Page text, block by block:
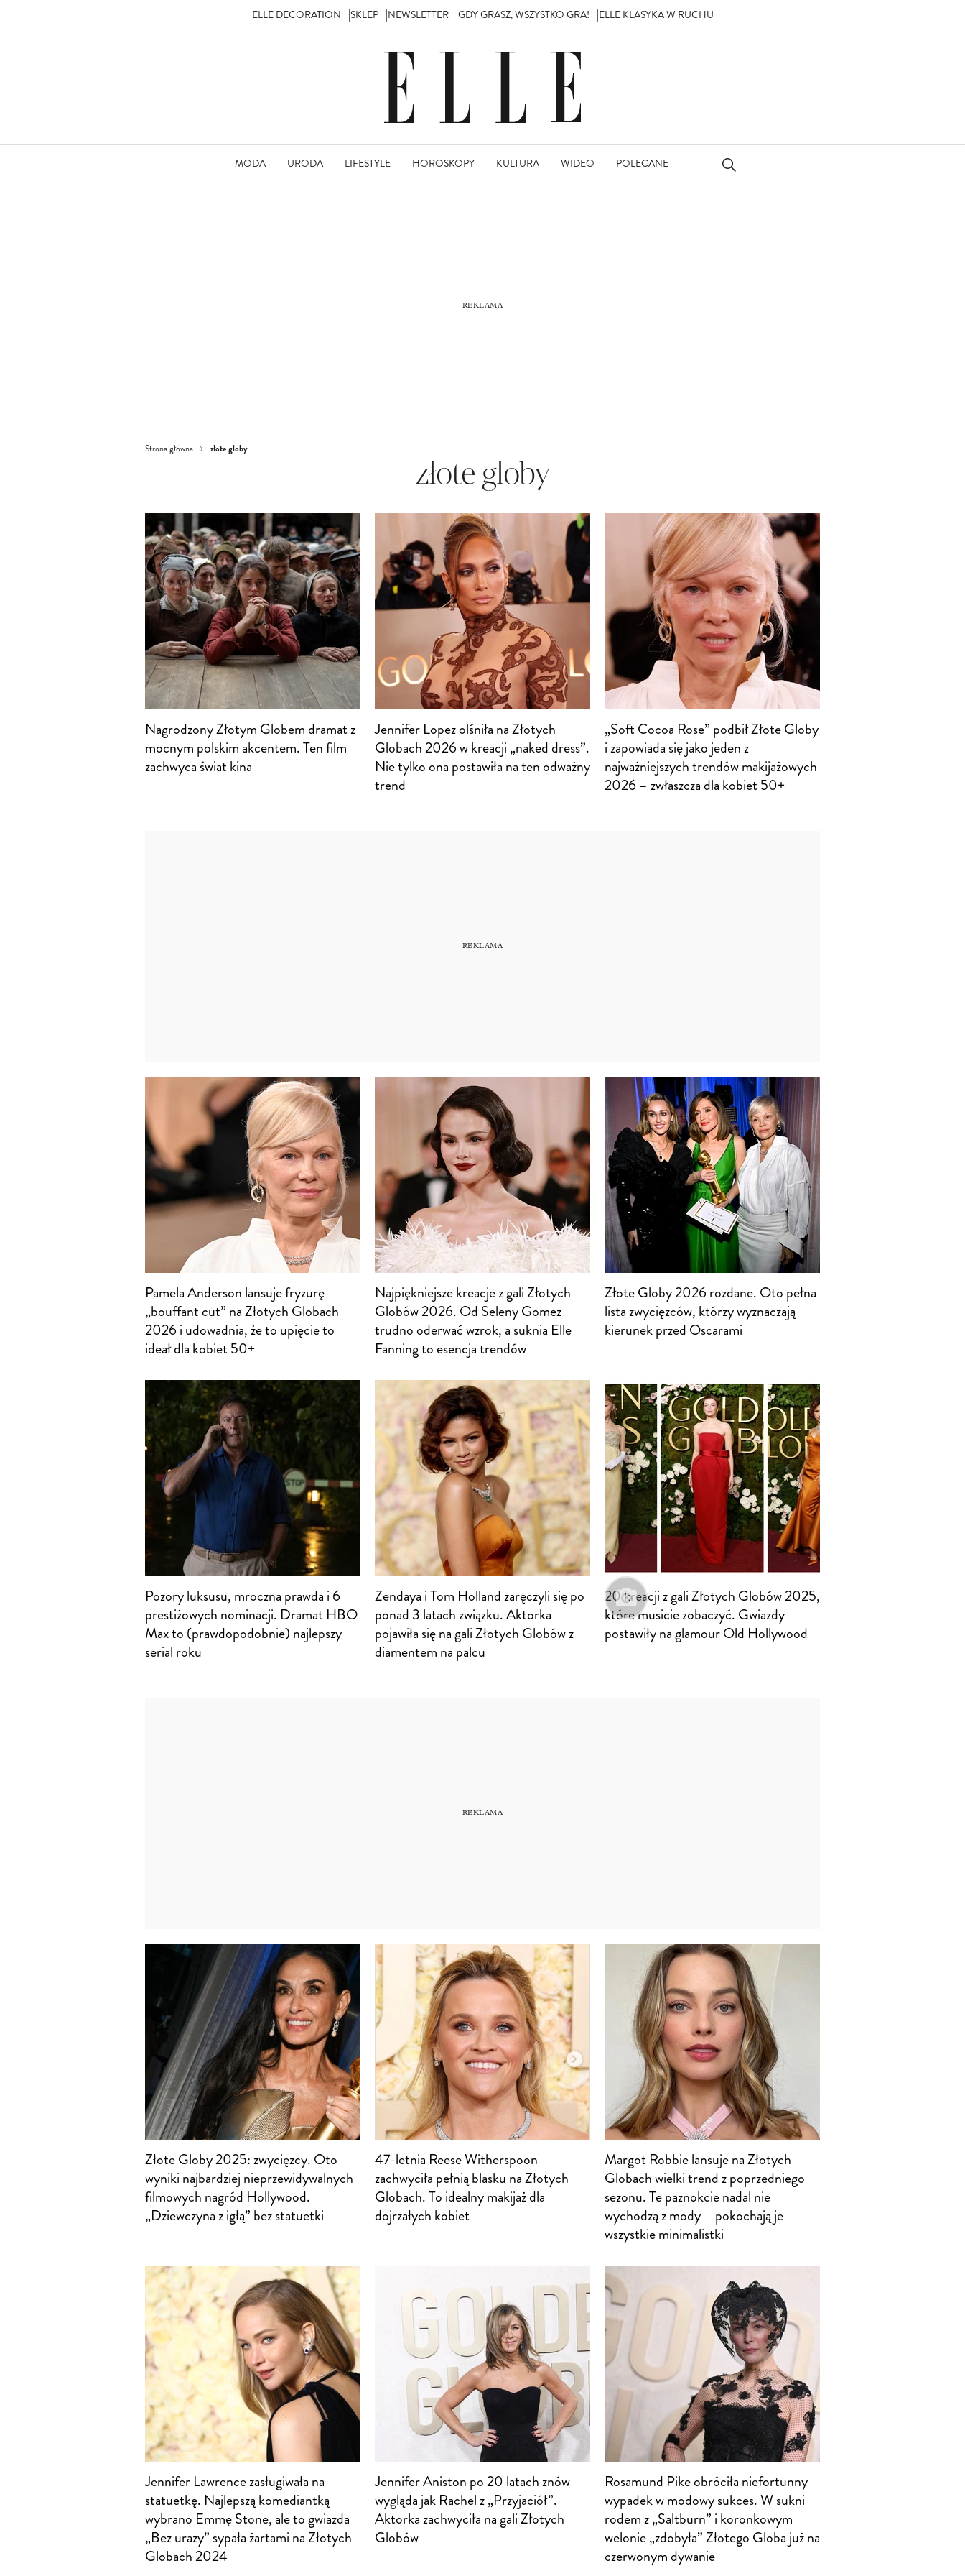
ELLE DECORATION SKLEP NEWSLETTER GDY GRASZ, WSZYSTKO GRA! ELLE KLASYKA W RUCHU
MODA URODA LIFESTYLE HOROSKOPY KULTURA WIDEO POLECANE
Strona główna złote globy
złote globy
Nagrodzony Złotym Globem dramat z
mocnym polskim akcentem. Ten film
zachwyca świat kina
Jennifer Lopez olśniła na Złotych
Globach 2026 w kreacji „naked dress”.
Nie tylko ona postawiła na ten odważny
trend
„Soft Cocoa Rose” podbił Złote Globy
i zapowiada się jako jeden z
najważniejszych trendów makijażowych
2026 – zwłaszcza dla kobiet 50+
Pamela Anderson lansuje fryzurę
„bouffant cut” na Złotych Globach
2026 i udowadnia, że to upięcie to
ideał dla kobiet 50+
Najpiękniejsze kreacje z gali Złotych
Globów 2026. Od Seleny Gomez
trudno oderwać wzrok, a suknia Elle
Fanning to esencja trendów
Złote Globy 2026 rozdane. Oto pełna
lista zwycięzców, którzy wyznaczają
kierunek przed Oscarami
Pozory luksusu, mroczna prawda i 6
prestiżowych nominacji. Dramat HBO
Max to (prawdopodobnie) najlepszy
serial roku
Zendaya i Tom Holland zaręczyli się po
ponad 3 latach związku. Aktorka
pojawiła się na gali Złotych Globów z
diamentem na palcu
20 kreacji z gali Złotych Globów 2025,
które musicie zobaczyć. Gwiazdy
postawiły na glamour Old Hollywood
Złote Globy 2025: zwycięzcy. Oto
wyniki najbardziej nieprzewidywalnych
filmowych nagród Hollywood.
„Dziewczyna z igłą” bez statuetki
47-letnia Reese Witherspoon
zachwyciła pełnią blasku na Złotych
Globach. To idealny makijaż dla
dojrzałych kobiet
Margot Robbie lansuje na Złotych
Globach wielki trend z poprzedniego
sezonu. Te paznokcie nadal nie
wychodzą z mody – pokochają je
wszystkie minimalistki
Jennifer Lawrence zasługiwała na
statuetkę. Najlepszą komediantką
wybrano Emmę Stone, ale to gwiazda
„Bez urazy” sypała żartami na Złotych
Globach 2024
Jennifer Aniston po 20 latach znów
wygląda jak Rachel z „Przyjaciół”.
Aktorka zachwyciła na gali Złotych
Globów
Rosamund Pike obróciła niefortunny
wypadek w modowy sukces. W sukni
rodem z „Saltburn” i koronkowym
welonie „zdobyła” Złotego Globa już na
czerwonym dywanie